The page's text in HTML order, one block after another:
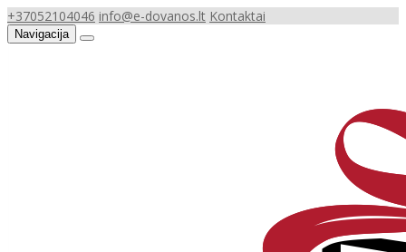
+37052104046 info@e-dovanos.lt Kontaktai
Navigacija